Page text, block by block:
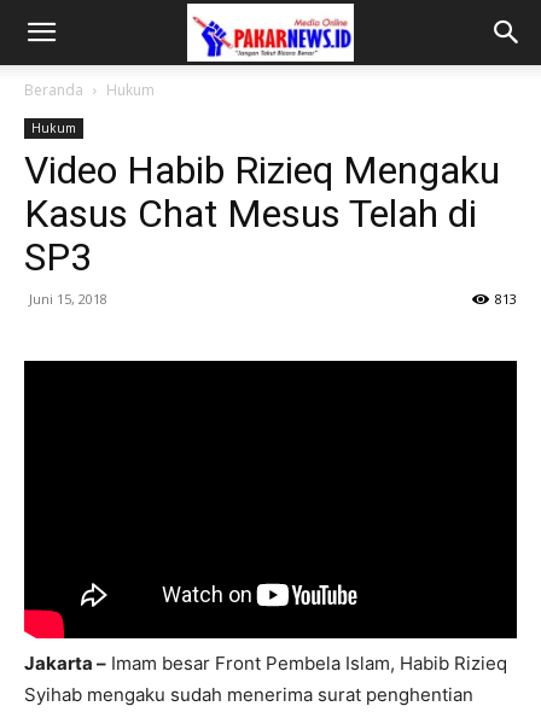
Beranda Hukum
Hukum
Video Habib Rizieq Mengaku
Kasus Chat Mesus Telah di
SP3
Juni 15, 2018 813
Jakarta – Imam besar Front Pembela Islam, Habib Rizieq
Syihab mengaku sudah menerima surat penghentian